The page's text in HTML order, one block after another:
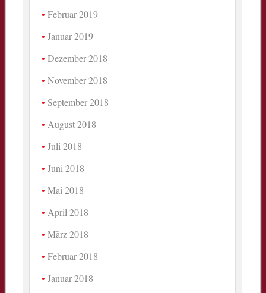
Februar 2019
Januar 2019
Dezember 2018
November 2018
September 2018
August 2018
Juli 2018
Juni 2018
Mai 2018
April 2018
März 2018
Februar 2018
Januar 2018